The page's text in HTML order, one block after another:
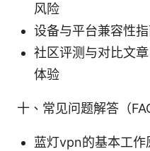
风险
设备与平台兼容性
社区评测与对比文
体验
十、常见问题解答（
蓝灯vpn的基本工作